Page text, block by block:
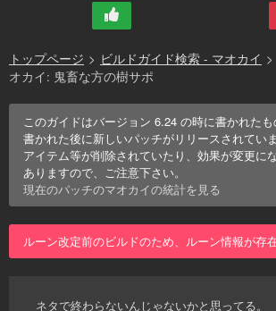
トップページ > ビルドガイド検索 - マオカイ >
オカイ: 鬼畜な方の樹サポ
このガイドはバージョン6.24 の時に書かれた
書かれた後に新しいパッチがリリースされていま
アイテム等が削除されていたり、効果が変更に
ありますので、ご注意下さい。
現在のパッチのマオカイの統計を見る
ルーン改定前のビルドのため、ルーン情報が存
ネタで終わらないんじゃないかと思ってる。